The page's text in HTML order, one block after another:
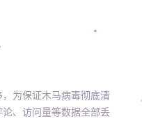
为保证木马病毒彻底清
、访问量等数据全部丢